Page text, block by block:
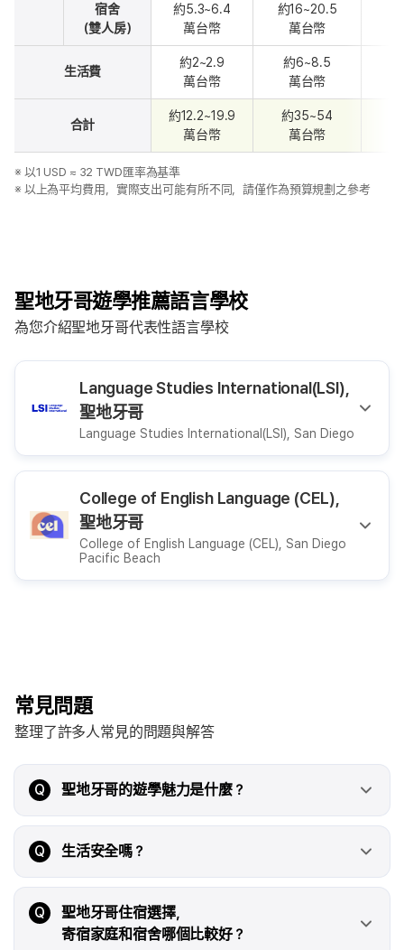
宿舍
（雙人房）
約5.3~6.4
萬台幣
約16~20.5
萬台幣
生活費
約2~2.9
萬台幣
約6~8.5
萬台幣
合計
約12.2~19.9
萬台幣
約35~54
萬台幣
※ 以1 USD ≈ 32 TWD匯率為基準
※ 以上為平均費用，實際支出可能有所不同，請僅作為預算規劃之參考
聖地牙哥遊學推薦語言學校
為您介紹聖地牙哥代表性語言學校
Language Studies International(LSI),
聖地牙哥
Language Studies International(LSI), San Diego
College of English Language (CEL),
聖地牙哥
College of English Language (CEL), San Diego
Pacific Beach
常見問題
整理了許多人常見的問題與解答
Q 聖地牙哥的遊學魅力是什麼？
Q 生活安全嗎？
Q
聖地牙哥住宿選擇，
寄宿家庭和宿舍哪個比較好？